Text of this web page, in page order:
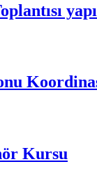
Kursu